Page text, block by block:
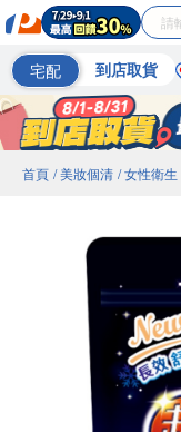
宅配 到店取貨
首頁 / 美妝個清 / 女性衛生